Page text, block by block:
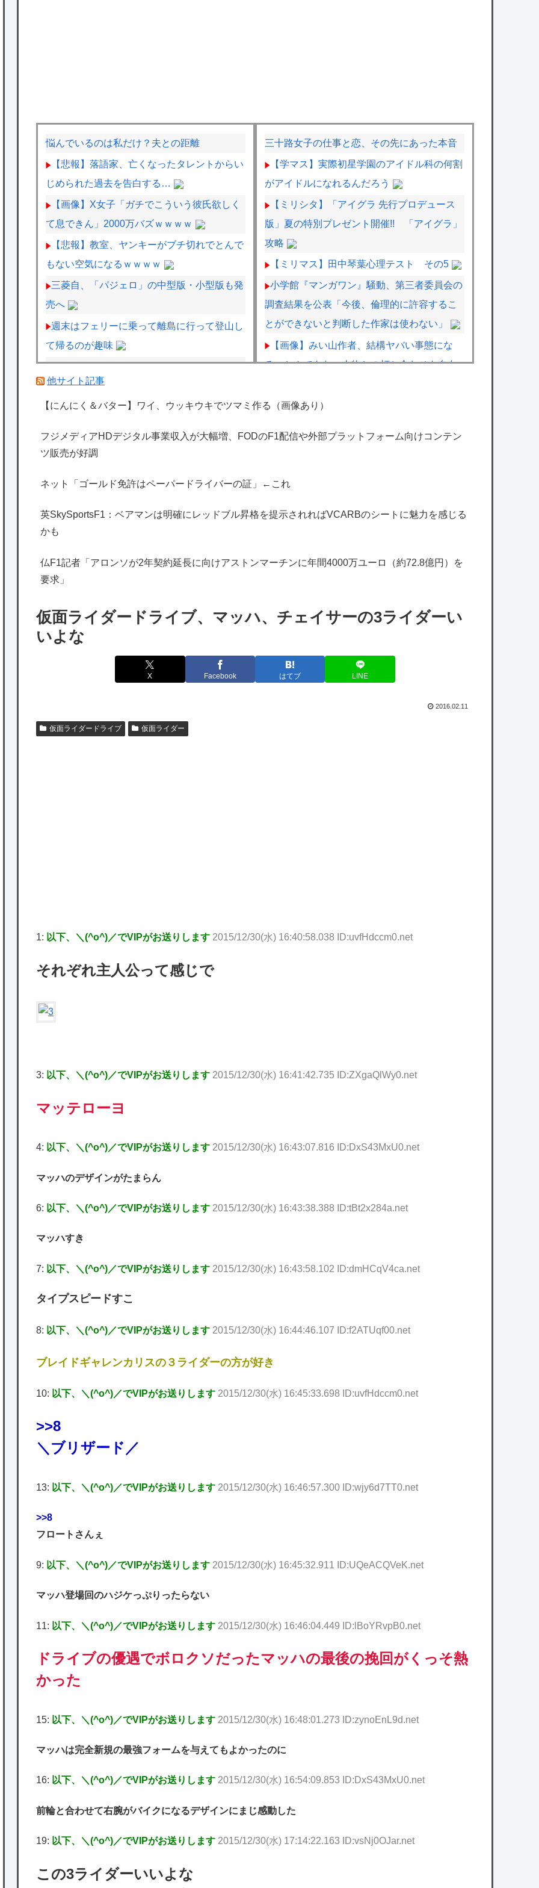
悩んでいるのは私だけ？夫との距離
【悲報】落語家、亡くなったタレントからい
じめられた過去を告白する…
【画像】X女子「ガチでこういう彼氏欲しく
て息できん」2000万バズｗｗｗｗ
【悲報】教室、ヤンキーがブチ切れでとんで
もない空気になるｗｗｗｗ
三菱自、「パジェロ」の中型版・小型版も発
売へ
週末はフェリーに乗って離島に行って登山し
て帰るのが趣味
SuperGT：2027年からのワンメイクタイヤ
がGT500→ブリヂストン、GT300→ダンロッ
プに決まったわけだが
海外「日本は特別！」日本の地震支援を申し
海外「勘弁して！」米国人が最も恐れる日本
韓国人「実は日本経済を支えて生かしている
のは韓国人である理由がこちら…」→「日本
応
海外「日本よ、お前がナンバーワンだ」 熊
本地震直後の日本の対応のスピードに世界が
れたキャラの掛け合いだからなぁ（約100人）
三十路女子の仕事と恋、その先にあった本音
【学マス】実際初星学園のアイドル科の何割
がアイドルになれるんだろう
【ミリシタ】「アイグラ 先行プロデュース
版」夏の特別プレゼント開催!! 「アイグラ」
攻略
【ミリマス】田中琴葉心理テスト その5
小学館『マンガワン』騒動、第三者委員会の
調査結果を公表「今後、倫理的に許容するこ
とができないと判断した作家は使わない」
【画像】みい山作者、結構ヤバい事態にな
る。とんでもない人物との打ち合わせを自白
ラブコメ漫画で応援してたヒロインが負けた
ヒカルさん、明治座での落語家デビュー公演
面白いんだよな
『過酷な翻訳』
けど基地航空の熟練度どうしてた？
【艦これ】みんなもう終わってそうだから聞
くんだけど E3-2ってサブの穴が空いてないダ
他サイト記事
【にんにく＆バター】ワイ、ウッキウキでツマミ作る（画像あり）
フジメディアHDデジタル事業収入が大幅増、FODのF1配信や外部プラットフォーム向けコンテン
ツ販売が好調
ネット「ゴールド免許はペーパードライバーの証」←これ
英SkySportsF1：ベアマンは明確にレッドブル昇格を提示されればVCARBのシートに魅力を感じる
かも
仏F1記者「アロンソが2年契約延長に向けアストンマーチンに年間4000万ユーロ（約72.8億円）を
要求」
仮面ライダードライブ、マッハ、チェイサーの3ライダーい
いよな
X Facebook はてブ LINE
2016.02.11
仮面ライダードライブ 仮面ライダー
1: 以下、＼(^o^)／でVIPがお送りします 2015/12/30(水) 16:40:58.038 ID:uvfHdccm0.net
それぞれ主人公って感じで
3: 以下、＼(^o^)／でVIPがお送りします 2015/12/30(水) 16:41:42.735 ID:ZXgaQlWy0.net
マッテローヨ
4: 以下、＼(^o^)／でVIPがお送りします 2015/12/30(水) 16:43:07.816 ID:DxS43MxU0.net
マッハのデザインがたまらん
6: 以下、＼(^o^)／でVIPがお送りします 2015/12/30(水) 16:43:38.388 ID:tBt2x284a.net
マッハすき
7: 以下、＼(^o^)／でVIPがお送りします 2015/12/30(水) 16:43:58.102 ID:dmHCqV4ca.net
タイプスピードすこ
8: 以下、＼(^o^)／でVIPがお送りします 2015/12/30(水) 16:44:46.107 ID:f2ATUqf00.net
ブレイドギャレンカリスの３ライダーの方が好き
10: 以下、＼(^o^)／でVIPがお送りします 2015/12/30(水) 16:45:33.698 ID:uvfHdccm0.net
>>8
＼ブリザード／
13: 以下、＼(^o^)／でVIPがお送りします 2015/12/30(水) 16:46:57.300 ID:wjy6d7TT0.net
>>8
フロートさんぇ
9: 以下、＼(^o^)／でVIPがお送りします 2015/12/30(水) 16:45:32.911 ID:UQeACQVeK.net
マッハ登場回のハジケっぷりったらない
11: 以下、＼(^o^)／でVIPがお送りします 2015/12/30(水) 16:46:04.449 ID:lBoYRvpB0.net
ドライブの優遇でボロクソだったマッハの最後の挽回がくっそ熱
かった
15: 以下、＼(^o^)／でVIPがお送りします 2015/12/30(水) 16:48:01.273 ID:zynoEnL9d.net
マッハは完全新規の最強フォームを与えてもよかったのに
16: 以下、＼(^o^)／でVIPがお送りします 2015/12/30(水) 16:54:09.853 ID:DxS43MxU0.net
前輪と合わせて右腕がバイクになるデザインにまじ感動した
19: 以下、＼(^o^)／でVIPがお送りします 2015/12/30(水) 17:14:22.163 ID:vsNj0OJar.net
この3ライダーいいよな